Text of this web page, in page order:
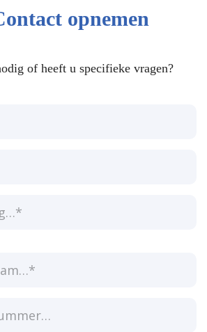
opnemen
of heeft u specifieke vragen?